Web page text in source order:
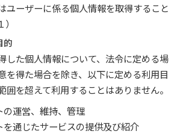
ユーザーに係る個人情報を取得すること
的
した個人情報について、法令に定める場
を得た場合を除き、以下に定める利用目
囲を超えて利用することはありません。
運営、維持、管理
通じたサービスの提供及び紹介